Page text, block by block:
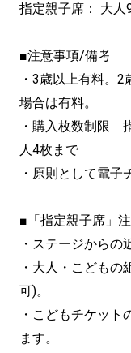
指定親子席： 大人
■注意事項/備考
・3歳以上有料。
場合は有料。
・購入枚数制限
人4枚まで
・原則として電子
■「指定親子席」
・ステージからの
・大人・こども
可)。
・こどもチケット
ます。